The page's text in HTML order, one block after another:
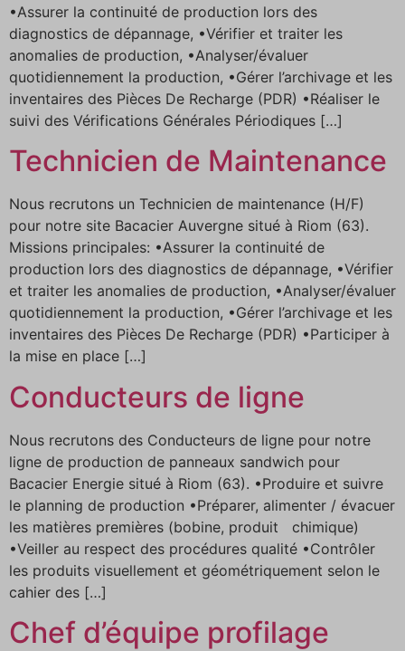
•Assurer la continuité de production lors des
diagnostics de dépannage, •Vérifier et traiter les
anomalies de production, •Analyser/évaluer
quotidiennement la production, •Gérer l’archivage et les
inventaires des Pièces De Recharge (PDR) •Réaliser le
suivi des Vérifications Générales Périodiques […]
Technicien de Maintenance
Nous recrutons un Technicien de maintenance (H/F)
pour notre site Bacacier Auvergne situé à Riom (63).
Missions principales: •Assurer la continuité de
production lors des diagnostics de dépannage, •Vérifier
et traiter les anomalies de production, •Analyser/évaluer
quotidiennement la production, •Gérer l’archivage et les
inventaires des Pièces De Recharge (PDR) •Participer à
la mise en place […]
Conducteurs de ligne
Nous recrutons des Conducteurs de ligne pour notre
ligne de production de panneaux sandwich pour
Bacacier Energie situé à Riom (63). •Produire et suivre
le planning de production •Préparer, alimenter / évacuer
les matières premières (bobine, produit chimique)
•Veiller au respect des procédures qualité •Contrôler
les produits visuellement et géométriquement selon le
cahier des […]
Chef d’équipe profilage